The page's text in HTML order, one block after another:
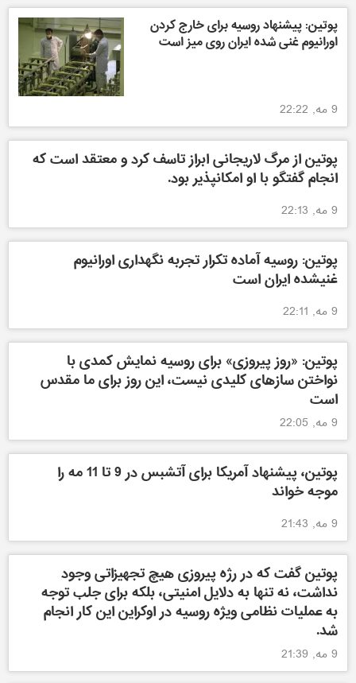
پوتین: پیشنهاد روسیه برای خارج کردن
اورانیوم غنی شده ایران روی میز است
9 مه, 22:22
پوتین از مرگ لاریجانی ابراز تاسف کرد و معتقد است که
انجام گفتگو با او امکانپذیر بود.
9 مه, 22:13
پوتین: روسیه آماده تکرار تجربه نگهداری اورانیوم
غنیشده ایران است
9 مه, 22:11
پوتین: «روز پیروزی» برای روسیه نمایش کمدی با
نواختن سازهای کلیدی نیست، این روز برای ما مقدس
است
9 مه, 22:05
پوتین، پیشنهاد آمریکا برای آتشبس در 9 تا 11 مه را
موجه خواند
9 مه, 21:43
پوتین گفت که در رژه پیروزی هیچ تجهیزاتی وجود
نداشت، نه تنها به دلایل امنیتی، بلکه برای جلب توجه
به عملیات نظامی ویژه روسیه در اوکراین این کار انجام
شد.
9 مه, 21:39